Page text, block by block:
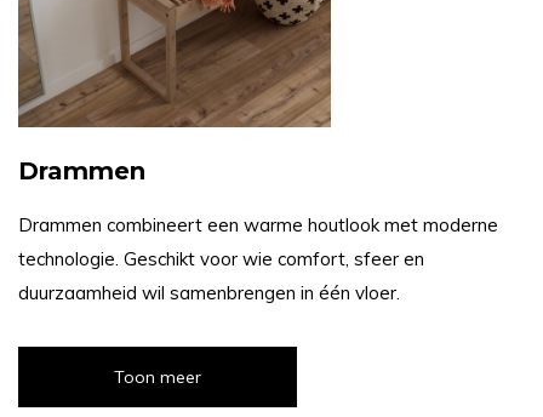
Drammen
Drammen combineert een warme houtlook met moderne
technologie. Geschikt voor wie comfort, sfeer en
duurzaamheid wil samenbrengen in één vloer.
Toon meer